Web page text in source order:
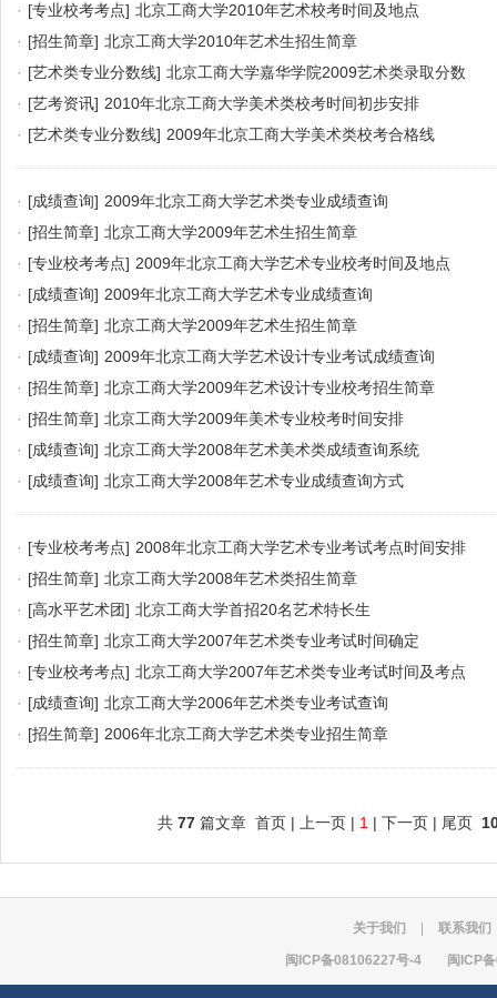
· [专业校考考点] 北京工商大学2010年艺术校考时间及地点
· [招生简章] 北京工商大学2010年艺术生招生简章
· [艺术类专业分数线] 北京工商大学嘉华学院2009艺术类录取分数
· [艺考资讯] 2010年北京工商大学美术类校考时间初步安排
· [艺术类专业分数线] 2009年北京工商大学美术类校考合格线
· [成绩查询] 2009年北京工商大学艺术类专业成绩查询
· [招生简章] 北京工商大学2009年艺术生招生简章
· [专业校考考点] 2009年北京工商大学艺术专业校考时间及地点
· [成绩查询] 2009年北京工商大学艺术专业成绩查询
· [招生简章] 北京工商大学2009年艺术生招生简章
· [成绩查询] 2009年北京工商大学艺术设计专业考试成绩查询
· [招生简章] 北京工商大学2009年艺术设计专业校考招生简章
· [招生简章] 北京工商大学2009年美术专业校考时间安排
· [成绩查询] 北京工商大学2008年艺术美术类成绩查询系统
· [成绩查询] 北京工商大学2008年艺术专业成绩查询方式
· [专业校考考点] 2008年北京工商大学艺术专业考试考点时间安排
· [招生简章] 北京工商大学2008年艺术类招生简章
· [高水平艺术团] 北京工商大学首招20名艺术特长生
· [招生简章] 北京工商大学2007年艺术类专业考试时间确定
· [专业校考考点] 北京工商大学2007年艺术类专业考试时间及考点
· [成绩查询] 北京工商大学2006年艺术类专业考试查询
· [招生简章] 2006年北京工商大学艺术类专业招生简章
共 77 篇文章 首页 | 上一页 | 1 | 下一页 | 尾页
关于我们 联系我们
闽ICP备08106227号-4 闽ICP